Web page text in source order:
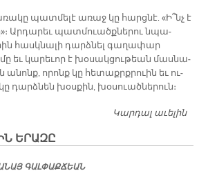
պատ­մե­լէ ա­ռաջ կը հարց­նէ. «Ի՞նչ է
Ար­դա­րեւ պատ­մուածք­նե­րու նպա­
հասկ­նա­լի դարձ­նել գա­ղա­փար
մը եւ կա­րե­ւոր է խօ­սակ­ցու­թեան մաս­նա­
ա­նոնք, ո­րոնք կը հե­տաքրք­րուին եւ ու­
դարձ­նեն խօս­քին, խօ­սուած­նե­րուն։
Կարդալ աւելին
ԵՐԱԶԸ
ԳԱԼ­ՓԱՔ­ՃԵԱՆ